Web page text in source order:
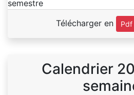
Télécharger en Pdf
Calendrier